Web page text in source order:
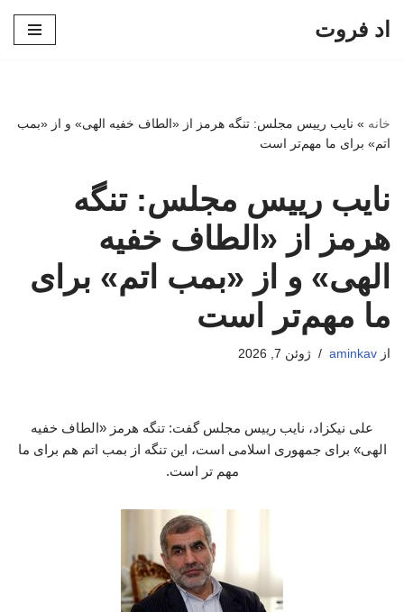
اد فروت
خانه » نایب رییس مجلس: تنگه هرمز از «الطاف خفیه الهی» و از «بمب
اتم» برای ما مهم‌تر است
نایب رییس مجلس: تنگه
هرمز از «الطاف خفیه
الهی» و از «بمب اتم» برای
ما مهم‌تر است
از aminkav ژوئن 7, 2026
علی نیکزاد، نایب رییس مجلس گفت: تنگه هرمز «الطاف خفیه
الهی» برای جمهوری اسلامی است، این تنگه از بمب اتم هم برای ما
مهم تر است.